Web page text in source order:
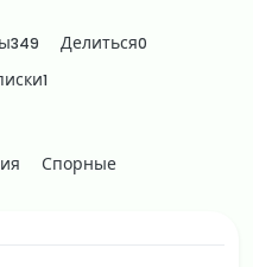
349 Делиться0
1
Спорные